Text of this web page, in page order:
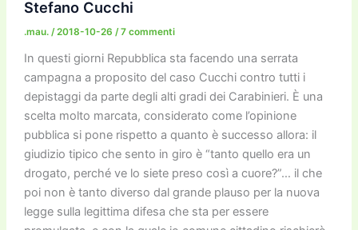
o
o
k
Stefano Cucchi
.mau. /2018-10-26 /7 commenti
In questi giorni Repubblica sta facendo una serrata
campagna a proposito del caso Cucchi contro tutti i
depistaggi da parte degli alti gradi dei Carabinieri. È una
scelta molto marcata, considerato come l’opinione
pubblica si pone rispetto a quanto è successo allora: il
giudizio tipico che sento in giro è “tanto quello era un
drogato, perché ve lo siete preso così a cuore?”… il che
poi non è tanto diverso dal grande plauso per la nuova
legge sulla legittima difesa che sta per essere